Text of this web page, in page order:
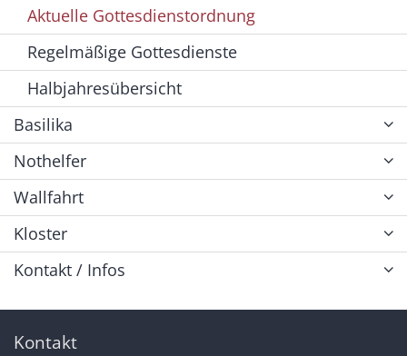
Aktuelle Gottesdienstordnung
Regelmäßige Gottesdienste
Halbjahresübersicht
Basilika
Nothelfer
Wallfahrt
Kloster
Kontakt / Infos
Kontakt